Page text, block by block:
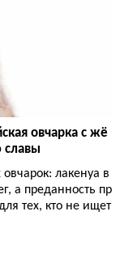
овчарка с жё
славы
лакенуа в
а преданность пр
тех, кто не ищет